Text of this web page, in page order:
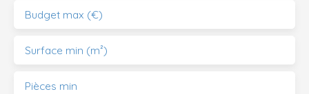
Budget max (€)
Surface min (m²)
Pièces min